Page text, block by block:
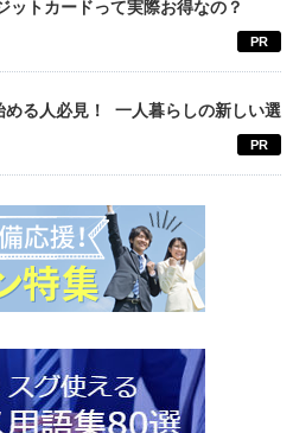
ットカードって実際お得なの？
PR
める人必見！ 一人暮らしの新しい選
PR